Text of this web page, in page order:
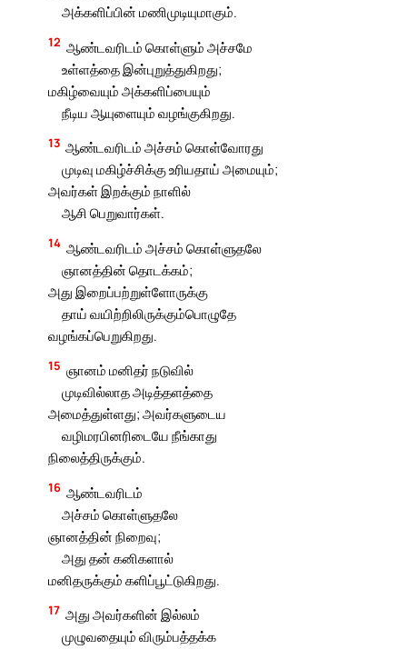
அக்களிப்பின் மணிமுடியுமாகும்.
12 ஆண்டவரிடம் கொள்ளும் அச்சமே
உள்ளத்தை இன்புறுத்துகிறது;
மகிழ்வையும் அக்களிப்பையும்
நீடிய ஆயுளையும் வழங்குகிறது.
13 ஆண்டவரிடம் அச்சம் கொள்வோரது
முடிவு மகிழ்ச்சிக்கு உரியதாய் அமையும்;
அவர்கள் இறக்கும் நாளில்
ஆசி பெறுவார்கள்.
14 ஆண்டவரிடம் அச்சம் கொள்ளுதலே
ஞானத்தின் தொடக்கம்;
அது இறைப்பற்றுள்ளோருக்கு
தாய் வயிற்றிலிருக்கும்பொழுதே
வழங்கப்பெறுகிறது.
15 ஞானம் மனிதர் நடுவில்
முடிவில்லாத அடித்தளத்தை
அமைத்துள்ளது; அவர்களுடைய
வழிமரபினரிடையே நீங்காது
நிலைத்திருக்கும்.
16 ஆண்டவரிடம்
அச்சம் கொள்ளுதலே
ஞானத்தின் நிறைவு;
அது தன் கனிகளால்
மனிதருக்கும் களிப்பூட்டுகிறது.
17 அது அவர்களின் இல்லம்
முழுவதையும் விரும்பத்தக்க